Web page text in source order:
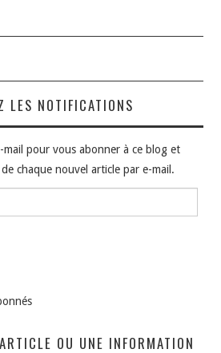
LES NOTIFICATIONS
mail pour vous abonner à ce blog et
chaque nouvel article par e-mail.
OU UNE INFORMATION